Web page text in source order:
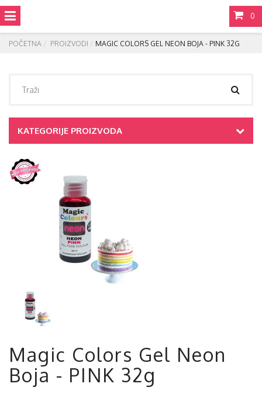
0
POČETNA PROIZVODI MAGIC COLORS GEL NEON BOJA - PINK 32G
KATEGORIJE PROIZVODA
Magic Colors Gel Neon
Boja - PINK 32g